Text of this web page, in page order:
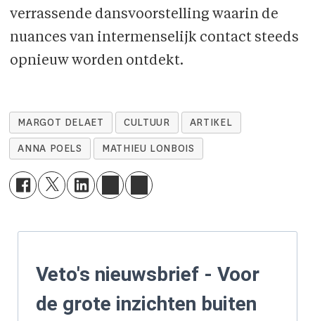
verrassende dansvoorstelling waarin de
nuances van intermenselijk contact steeds
opnieuw worden ontdekt.
MARGOT DELAET CULTUUR ARTIKEL
ANNA POELS MATHIEU LONBOIS
Veto's nieuwsbrief - Voor
de grote inzichten buiten